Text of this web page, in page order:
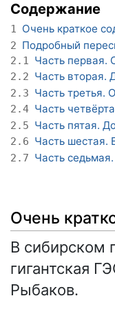
Содержание
1 Очень краткое
2 Подробный
2.1 Часть первая.
2.2 Часть вторая.
2.3 Часть третья.
2.4 Часть
2.5 Часть пятая.
2.6 Часть шестая.
2.7 Часть
Очень
В сибирском
гигантская
Рыбаков.